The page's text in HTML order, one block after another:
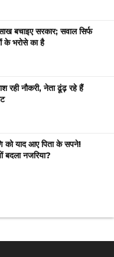
बचाइए सरकार; सवाल सिर्फ
के भरोसे का है
रही नौकरी, नेता ढूंढ़ रहे हैं
को याद आए पिता के सपने!
बदला नजरिया?